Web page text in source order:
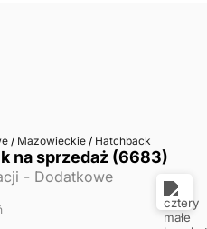
/ Mazowieckie / Hatchback
na sprzedaż (6683)